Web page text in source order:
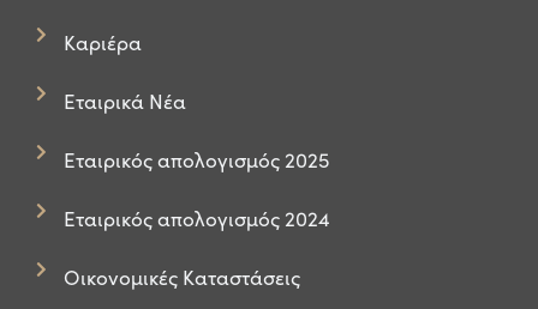
Καριέρα
Εταιρικά Νέα
Εταιρικός απολογισμός 2025
Εταιρικός απολογισμός 2024
Οικονομικές Καταστάσεις